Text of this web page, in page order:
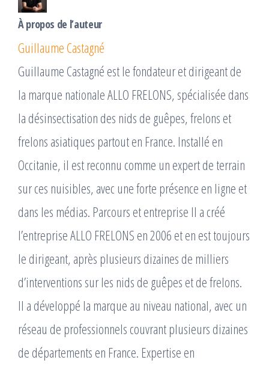
À propos de l’auteur
Guillaume Castagné
Guillaume Castagné est le fondateur et dirigeant de
la marque nationale ALLO FRELONS, spécialisée dans
la désinsectisation des nids de guêpes, frelons et
frelons asiatiques partout en France. Installé en
Occitanie, il est reconnu comme un expert de terrain
sur ces nuisibles, avec une forte présence en ligne et
dans les médias. Parcours et entreprise Il a créé
l’entreprise ALLO FRELONS en 2006 et en est toujours
le dirigeant, après plusieurs dizaines de milliers
d’interventions sur les nids de guêpes et de frelons. ​
Il a développé la marque au niveau national, avec un
réseau de professionnels couvrant plusieurs dizaines
de départements en France. Expertise en